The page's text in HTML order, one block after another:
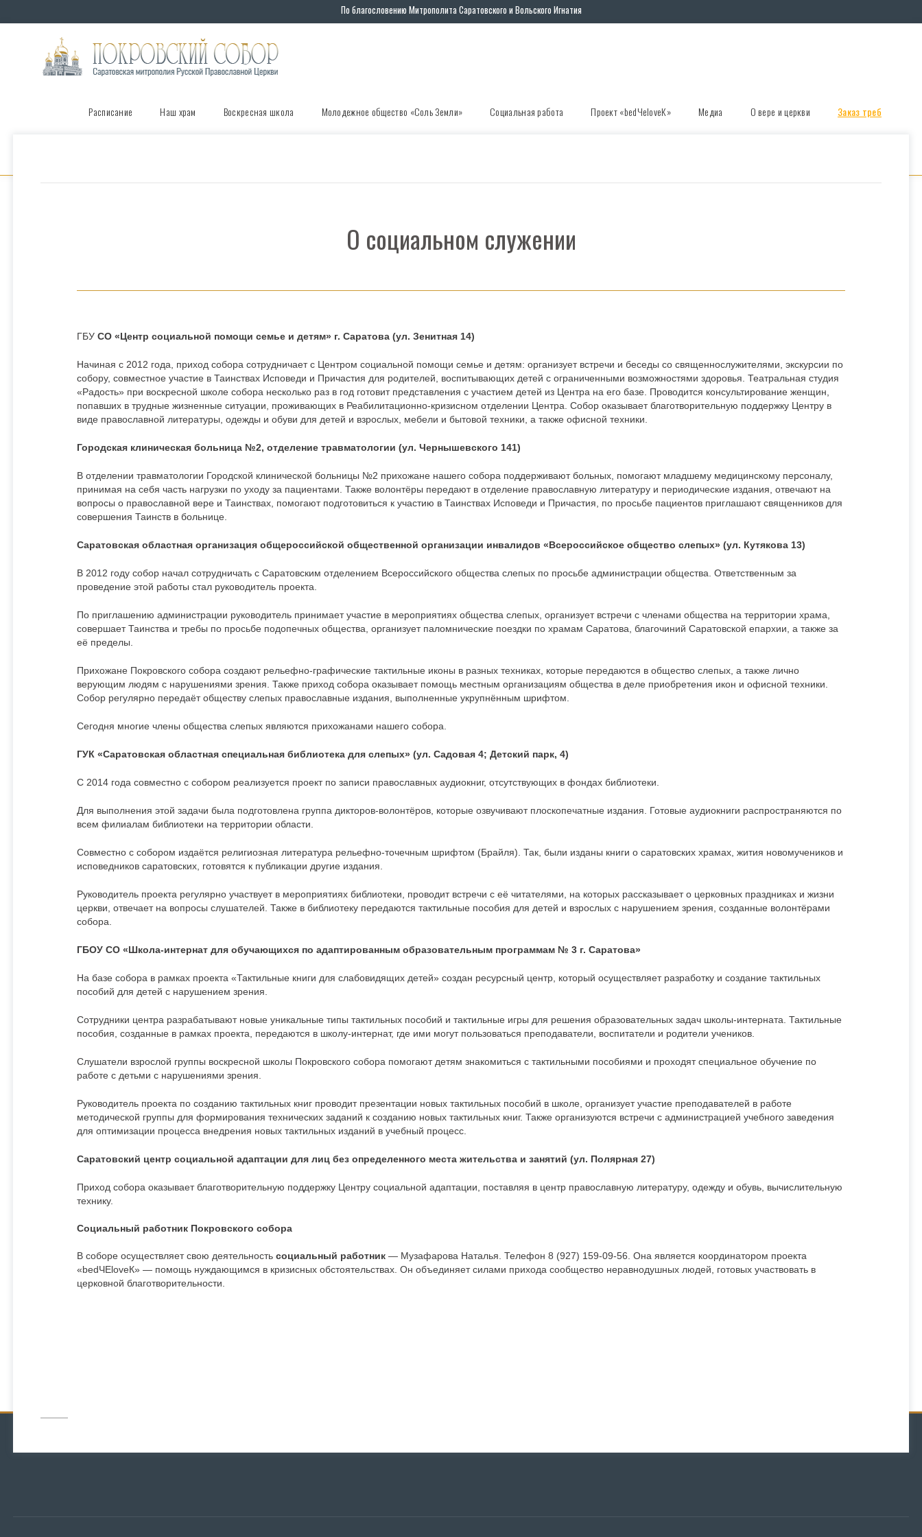
По благословению Митрополита Саратовского и Вольского Игнатия
Расписание Наш храм Воскресная школа Молодежное общество «Соль Земли» Социальная работа Проект «bedЧеloveК» Медиа О вере и церкви Заказ треб
О социальном служении
ГБУ СО «Центр социальной помощи семье и детям» г. Саратова (ул. Зенитная 14)
Начиная с 2012 года, приход собора сотрудничает с Центром социальной помощи семье и детям: организует встречи и беседы со священнослужителями, экскурсии по
собору, совместное участие в Таинствах Исповеди и Причастия для родителей, воспитывающих детей с ограниченными возможностями здоровья. Театральная студия
«Радость» при воскресной школе собора несколько раз в год готовит представления с участием детей из Центра на его базе. Проводится консультирование женщин,
попавших в трудные жизненные ситуации, проживающих в Реабилитационно-кризисном отделении Центра. Собор оказывает благотворительную поддержку Центру в
виде православной литературы, одежды и обуви для детей и взрослых, мебели и бытовой техники, а также офисной техники.
Городская клиническая больница №2, отделение травматологии (ул. Чернышевского 141)
В отделении травматологии Городской клинической больницы №2 прихожане нашего собора поддерживают больных, помогают младшему медицинскому персоналу,
принимая на себя часть нагрузки по уходу за пациентами. Также волонтёры передают в отделение православную литературу и периодические издания, отвечают на
вопросы о православной вере и Таинствах, помогают подготовиться к участию в Таинствах Исповеди и Причастия, по просьбе пациентов приглашают священников для
совершения Таинств в больнице.
Саратовская областная организация общероссийской общественной организации инвалидов «Всероссийское общество слепых» (ул. Кутякова 13)
В 2012 году собор начал сотрудничать с Саратовским отделением Всероссийского общества слепых по просьбе администрации общества. Ответственным за
проведение этой работы стал руководитель проекта.
По приглашению администрации руководитель принимает участие в мероприятиях общества слепых, организует встречи с членами общества на территории храма,
совершает Таинства и требы по просьбе подопечных общества, организует паломнические поездки по храмам Саратова, благочиний Саратовской епархии, а также за
её пределы.
Прихожане Покровского собора создают рельефно-графические тактильные иконы в разных техниках, которые передаются в общество слепых, а также лично
верующим людям с нарушениями зрения. Также приход собора оказывает помощь местным организациям общества в деле приобретения икон и офисной техники.
Собор регулярно передаёт обществу слепых православные издания, выполненные укрупнённым шрифтом.
Сегодня многие члены общества слепых являются прихожанами нашего собора.
ГУК «Саратовская областная специальная библиотека для слепых» (ул. Садовая 4; Детский парк, 4)
С 2014 года совместно с собором реализуется проект по записи православных аудиокниг, отсутствующих в фондах библиотеки.
Для выполнения этой задачи была подготовлена группа дикторов-волонтёров, которые озвучивают плоскопечатные издания. Готовые аудиокниги распространяются по
всем филиалам библиотеки на территории области.
Совместно с собором издаётся религиозная литература рельефно-точечным шрифтом (Брайля). Так, были изданы книги о саратовских храмах, жития новомучеников и
исповедников саратовских, готовятся к публикации другие издания.
Руководитель проекта регулярно участвует в мероприятиях библиотеки, проводит встречи с её читателями, на которых рассказывает о церковных праздниках и жизни
церкви, отвечает на вопросы слушателей. Также в библиотеку передаются тактильные пособия для детей и взрослых с нарушением зрения, созданные волонтёрами
собора.
ГБОУ СО «Школа-интернат для обучающихся по адаптированным образовательным программам № 3 г. Саратова»
На базе собора в рамках проекта «Тактильные книги для слабовидящих детей» создан ресурсный центр, который осуществляет разработку и создание тактильных
пособий для детей с нарушением зрения.
Сотрудники центра разрабатывают новые уникальные типы тактильных пособий и тактильные игры для решения образовательных задач школы-интерната. Тактильные
пособия, созданные в рамках проекта, передаются в школу-интернат, где ими могут пользоваться преподаватели, воспитатели и родители учеников.
Слушатели взрослой группы воскресной школы Покровского собора помогают детям знакомиться с тактильными пособиями и проходят специальное обучение по
работе с детьми с нарушениями зрения.
Руководитель проекта по созданию тактильных книг проводит презентации новых тактильных пособий в школе, организует участие преподавателей в работе
методической группы для формирования технических заданий к созданию новых тактильных книг. Также организуются встречи с администрацией учебного заведения
для оптимизации процесса внедрения новых тактильных изданий в учебный процесс.
Саратовский центр социальной адаптации для лиц без определенного места жительства и занятий (ул. Полярная 27)
Приход собора оказывает благотворительную поддержку Центру социальной адаптации, поставляя в центр православную литературу, одежду и обувь, вычислительную
технику.
Социальный работник Покровского собора
В соборе осуществляет свою деятельность социальный работник — Музафарова Наталья. Телефон 8 (927) 159-09-56. Она является координатором проекта
«bedЧЕloveК» — помощь нуждающимся в кризисных обстоятельствах. Он объединяет силами прихода сообщество неравнодушных людей, готовых участвовать в
церковной благотворительности.